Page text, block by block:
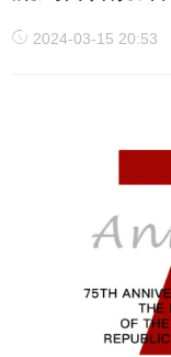
2024-03-15 20:53